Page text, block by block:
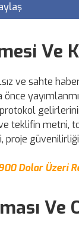
Ve
ve sahte
ve teklifin
proje
Dolar Üzeri
Ve